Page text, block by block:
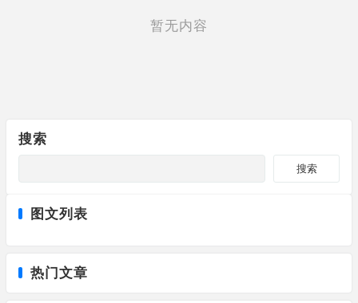
暂无内容
搜索
搜索
图文列表
热门文章